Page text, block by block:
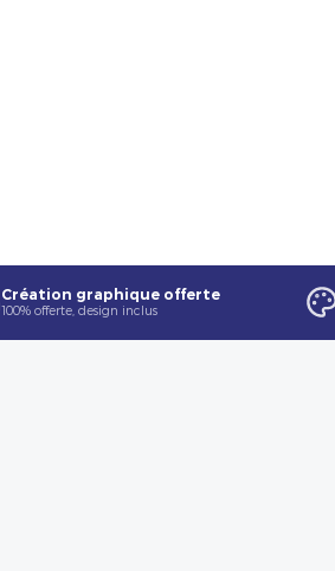
Création graphique offerte
100% offerte, design inclus